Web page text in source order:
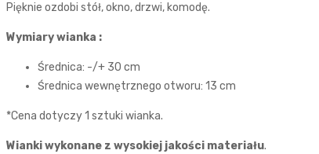
Pięknie ozdobi stół, okno, drzwi, komodę.
Wymiary wianka :
Średnica: -/+ 30 cm
Średnica wewnętrznego otworu: 13 cm
*Cena dotyczy 1 sztuki wianka.
Wianki wykonane z wysokiej jakości materiału.